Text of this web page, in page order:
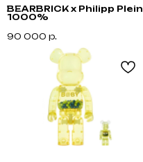
BEARBRICK x Philipp Plein
1000%
90 000 р.